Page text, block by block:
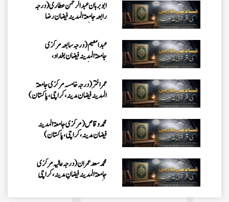
ابو برہان عبدالرحمن عطاری (درجہ
رابعہ جامعۃالمدینہ فیضان رضا
عبدالمقیم (درجہ سابعہ مرکزی
جامعۃالمدینہ فیضان بغداد،
عمر اختر (درجہ خامسہ مرکزی جامعۃ
المدینہ فیضان مدینہ ،کراچی،پاکستان)
محمد وقاص (مرکزی جامعۃ المدینہ
فیضان مدینہ،کراچی ،پاکستان)
محمد سعد عمران (درجہ عالیہ مرکزی
جامعۃ المدینہ فیضانِ مدینہ ،کراچی